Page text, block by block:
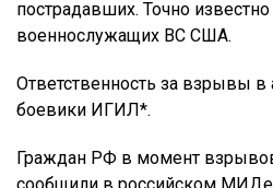
пострадавших. Точно
военнослужащих ВС США.
Ответственность за взрывы в
боевики ИГИЛ*.
Граждан РФ в момент